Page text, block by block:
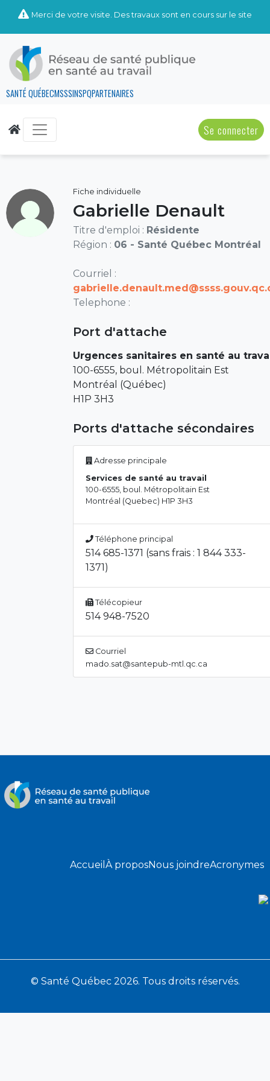
Merci de votre visite. Des travaux sont en cours sur le site
SANTÉ QUÉBECMSSSINSPQPARTENAIRES
Se connecter
Fiche individuelle
Gabrielle Denault
Titre d'emploi : Résidente
Région : 06 - Santé Québec Montréal
Courriel :
Telephone :
Port d'attache
Urgences sanitaires en santé au
100-6555, boul. Métropolitain Est
Montréal (Québec)
H1P 3H3
Ports d'attache sécondaires
Adresse principale
Services de santé au travail
100-6555, boul. Métropolitain Est
Montréal (Quebec) H1P 3H3
Téléphone principal
514 685-1371 (sans frais : 1 844 333-
1371)
Télécopieur
514 948-7520
Courriel
mado.sat@santepub-mtl.qc.ca
Accueil À proposNous joindreAcronymes
© Santé Québec 2026. Tous droits réservés.